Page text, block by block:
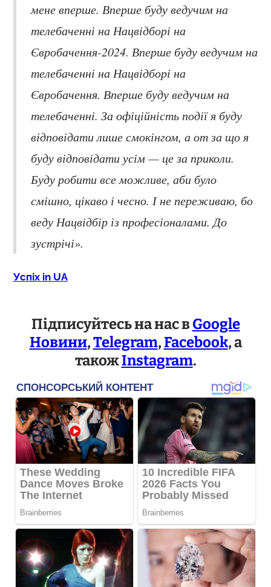
мене вперше. Вперше буду ведучим на
телебаченні на Нацвідборі на
Євробачення-2024. Вперше буду ведучим на
телебаченні на Нацвідборі на
Євробачення. Вперше буду ведучим на
телебаченні. За офіційність події я буду
відповідати лише смокінгом, а от за що я
буду відповідати усім — це за приколи.
Буду робити все можливе, аби було
смішно, цікаво і чесно. І не переживаю, бо
веду Нацвідбір із професіоналами. До
зустрічі».
Успіх in UA
Підписуйтесь на нас вGoogle
Новини,Telegram,Facebook, а
такожInstagram.